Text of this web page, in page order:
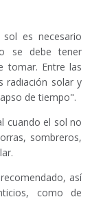
es necesario
se debe tener
tomar. Entre las
radiación solar y
de tiempo".
cuando el sol no
sombreros,
así
como de